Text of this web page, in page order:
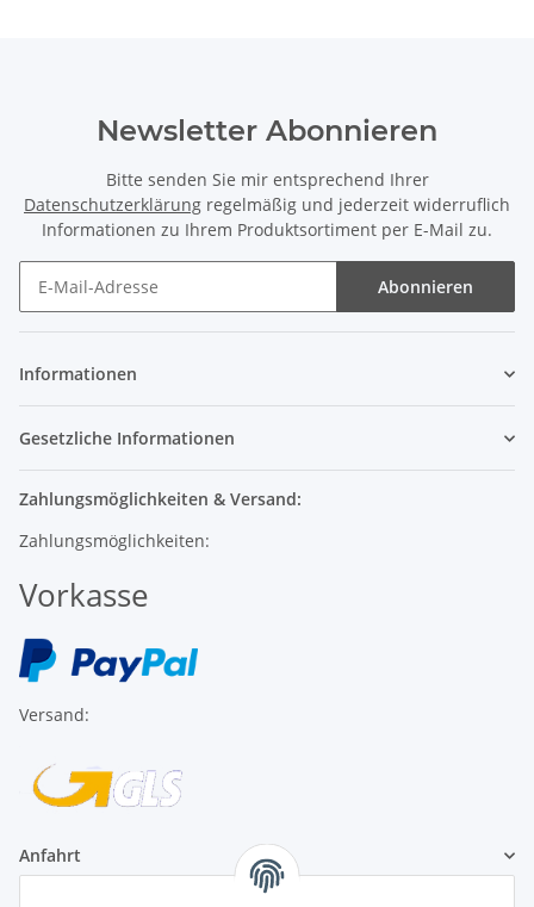
Newsletter Abonnieren
Bitte senden Sie mir entsprechend Ihrer
Datenschutzerklärung regelmäßig und jederzeit widerruflich
Informationen zu Ihrem Produktsortiment per E-Mail zu.
Abonnieren
Informationen
Gesetzliche Informationen
Zahlungsmöglichkeiten & Versand:
Zahlungsmöglichkeiten:
Vorkasse
Versand:
Anfahrt